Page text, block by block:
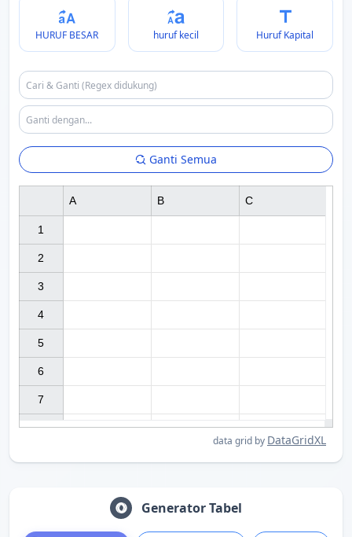
HURUF BESAR huruf kecil Huruf Kapital
Ganti Semua
data grid by DataGridXL
1
2
3
4
5
6
7
A B C
Generator Tabel